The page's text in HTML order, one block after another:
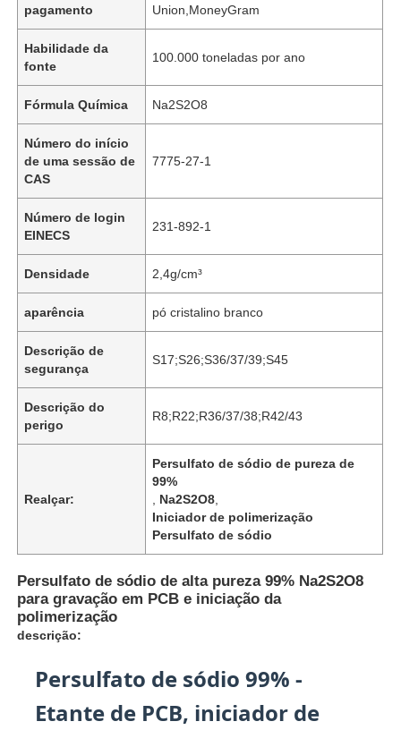
pagamento
Union,MoneyGram
Habilidade da
fonte
100.000 toneladas por ano
Fórmula Química Na2S2O8
Número do início
de uma sessão de
CAS
7775-27-1
Número de login
EINECS
231-892-1
Densidade 2,4g/cm³
aparência pó cristalino branco
Descrição de
segurança
S17;S26;S36/37/39;S45
Descrição do
perigo
R8;R22;R36/37/38;R42/43
Realçar:
Persulfato de sódio de pureza de
99%
Na2S2O8
Iniciador de polimerização
Persulfato de sódio
Persulfato de sódio de alta pureza 99% Na2S2O8
para gravação em PCB e iniciação da
polimerização
descrição:
Persulfato de sódio 99% -
Etante de PCB, iniciador de